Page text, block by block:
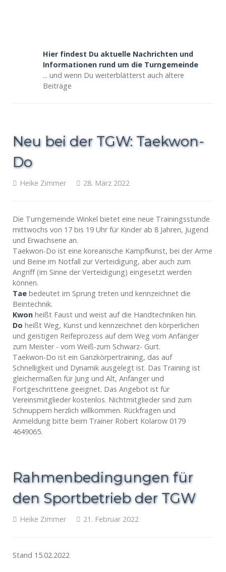
Hier findest Du aktuelle Nachrichten und
Informationen rund um die Turngemeinde
... und wenn Du weiterblätterst auch ältere
Beiträge
Neu bei der TGW: Taekwon-
Do
Heike Zimmer 28. März 2022
Die Turngemeinde Winkel bietet eine neue Trainingsstunde
mittwochs von 17 bis 19 Uhr für Kinder ab 8 Jahren, Jugend
und Erwachsene an.
Taekwon-Do ist eine koreanische Kampfkunst, bei der Arme
und Beine im Notfall zur Verteidigung, aber auch zum
Angriff (im Sinne der Verteidigung) eingesetzt werden
können.
Tae bedeutet im Sprung treten und kennzeichnet die
Beintechnik.
Kwon heißt Faust und weist auf die Handtechniken hin.
Do heißt Weg, Kunst und kennzeichnet den körperlichen
und geistigen Reifeprozess auf dem Weg vom Anfänger
zum Meister - vom Weiß-zum Schwarz- Gurt.
Taekwon-Do ist ein Ganzkörpertraining, das auf
Schnelligkeit und Dynamik ausgelegt ist. Das Training ist
gleichermaßen für Jung und Alt, Anfänger und
Fortgeschrittene geeignet. Das Angebot ist für
Vereinsmitglieder kostenlos. Nichtmitglieder sind zum
Schnuppern herzlich willkommen. Rückfragen und
Anmeldung bitte beim Trainer Robert Kolarow 0179
4649065.
Rahmenbedingungen für
den Sportbetrieb der TGW
Heike Zimmer 21. Februar 2022
Stand 15.02.2022